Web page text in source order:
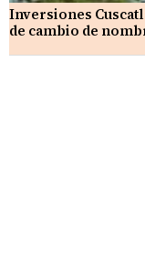
Inversiones
de cambio de